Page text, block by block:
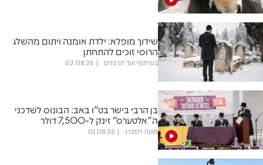
שידוך מופלא: ילדת אומנה ויתום מהשלג
הרוסי זוכים להתחתן
בשיתוף ועד הרבנים 02.08.26
בן הרבי בישר בט"ו באב: הבונוס לשדכני
ה"אלטערס" זינק ל-7,500 דולר
משה ויסברג 01.08.26